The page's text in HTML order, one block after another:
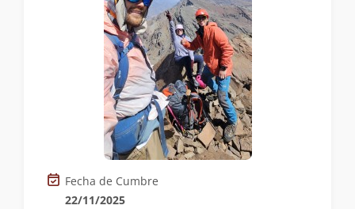
Fecha de Cumbre
22/11/2025